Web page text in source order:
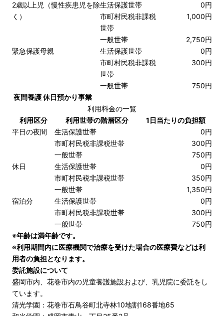
2歳以上児（慢性疾患児を除
く）
生活保護世帯
0円
市町村民税非課税
世帯
1,000円
一般世帯
2,750円
緊急保護母親
生活保護世帯
0円
市町村民税非課税
世帯
300円
一般世帯
750円
夜間養護 休日預かり事業
利用料金の一覧
利用区分
利用世帯の階層区分
1日当たりの負担額
平日の夜間
生活保護世帯
0円
市町村民税非課税世帯
300円
一般世帯
750円
休日
生活保護世帯
0円
市町村民税非課税世帯
350円
一般世帯
1,350円
宿泊分
生活保護世帯
0円
市町村民税非課税世帯
300円
一般世帯
750円
※年齢は満年齢です。
※利用期間内に医療機関で治療を受けた場合の医療費などは利
用者の負担となります。
委託施設について
盛岡市内、花巻市内の児童養護施設および、乳児院に委託をし
ています。
清光学園：花巻市石鳥谷町北寺林10地割168番地65